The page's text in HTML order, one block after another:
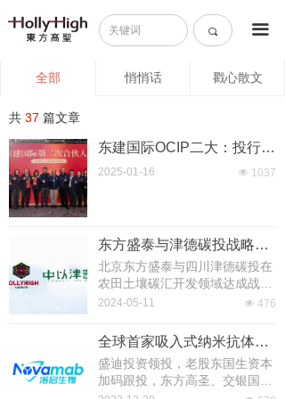
끠 끀
首页
核心业务
新闻中心
《交易59条》
加入我们
全部 悄悄话 戳心散文
共 37 篇文章
东建国际OCIP二大：投行“新合伙人制”深耕“固收+并购”
넶 1037
2025-01-16
东方盛泰与津德碳投战略合作签约仪式成功举办
北京东方盛泰与四川津德碳投在
农田土壤碳汇开发领域达成战略
合作
넶 476
2024-05-11
全球首家吸入式纳米抗体企业上海洛启生物获超亿元B轮融资，东方高圣担任财务顾问
盛迪投资领投，老股东国生资本
加码跟投，东方高圣、交银国际